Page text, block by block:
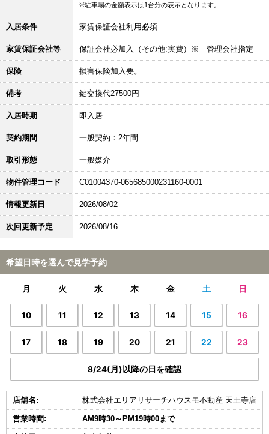
※駐車場の金額表示は1台分の表示となります。
入居条件 家賃保証会社利用必須
家賃保証会社等 保証会社必加入（その他:実費）※ 管理会社指定
保険 損害保険加入要。
備考 鍵交換代27500円
入居時期 即入居
契約期間 一般契約：2年間
取引形態 一般媒介
物件管理コード C01004370-065685000231160-0001
情報更新日 2026/08/02
次回更新予定 2026/08/16
希望日時を選んで見学予約
月 火 水 木 金 土 日
10 11 12 13 14 15 16
17 18 19 20 21 22 23
8/24(月)以降の日を確認
店舗名: 株式会社エリアリサーチハウスモ不動産 天王寺店
営業時間: AM9時30～PM19時00まで